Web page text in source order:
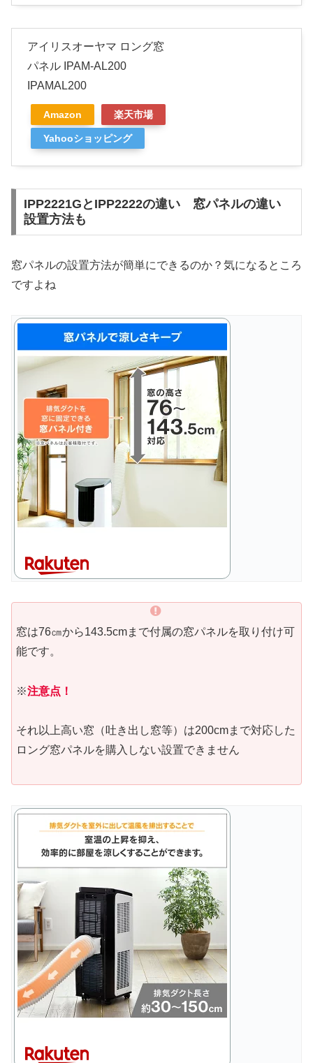
アイリスオーヤマ ロング窓
パネル IPAM-AL200
IPAMAL200
Amazon 楽天市場
Yahooショッピング
IPP2221GとIPP2222の違い 窓パネルの違い
設置方法も
窓パネルの設置方法が簡単にできるのか？気になるところ
ですよね
窓は76㎝から143.5cmまで付属の窓パネルを取り付け可
能です。
※注意点 ！
それ以上高い窓（吐き出し窓等）は200cmまで対応した
ロング窓パネルを購入しない設置できません